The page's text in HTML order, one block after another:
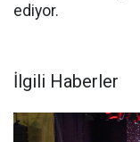
ediyor.
İlgili Haberler